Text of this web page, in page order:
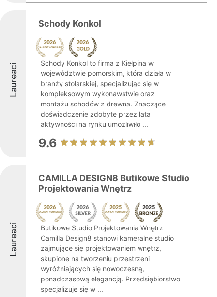
Laureaci
Schody Konkol
Schody Konkol to firma z Kiełpina w
województwie pomorskim, która działa w
branży stolarskiej, specjalizując się w
kompleksowym wykonawstwie oraz
montażu schodów z drewna. Znaczące
doświadczenie zdobyte przez lata
aktywności na rynku umożliwiło ...
9.6
Laureaci
CAMILLA DESIGN8 Butikowe Studio
Projektowania Wnętrz
Butikowe Studio Projektowania Wnętrz
Camilla Design8 stanowi kameralne studio
zajmujące się projektowaniem wnętrz,
skupione na tworzeniu przestrzeni
wyróżniających się nowoczesną,
ponadczasową elegancją. Przedsiębiorstwo
specjalizuje się w ...